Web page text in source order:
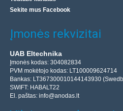
Sekite mus Facebook
Įmonės rekvizitai
UAB Eltechnika
Įmonės kodas: 304082834
PVM mokėtojo kodas: LT100009624714
Bankas: LT367300010144143930
SWIFT: HABALT22
El. paštas: info@anodas.lt